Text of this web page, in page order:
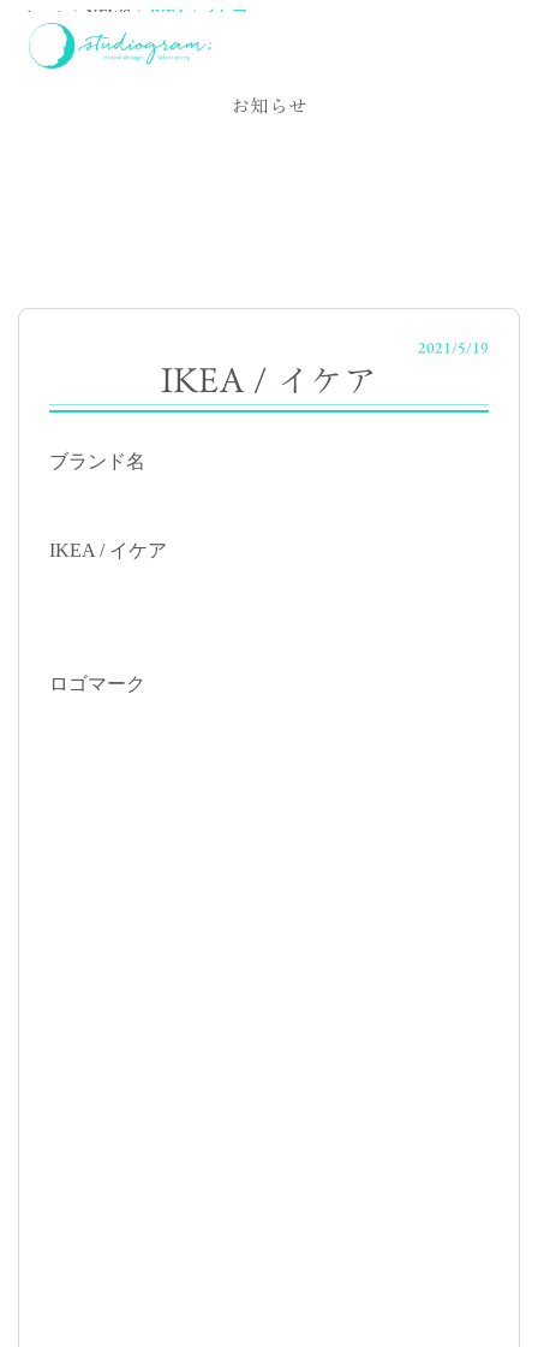
ホーム NEWS IKEA / イケア
NEWS
お知らせ
2021/5/19
IKEA / イケア
ブランド名
IKEA / イケア
ロゴマーク